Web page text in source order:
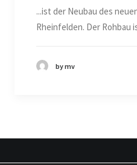
...ist der Neubau des
Rheinfelden. Der Rohbau
by mv